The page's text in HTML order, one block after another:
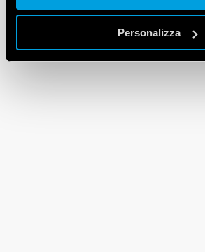
Personalizza